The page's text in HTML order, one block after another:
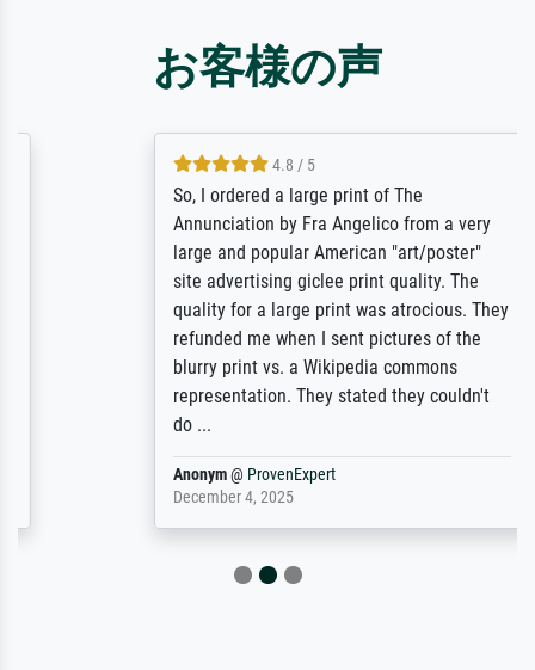
お客様の声
4.8 / 5
So, I ordered a large print of The
Annunciation by Fra Angelico from a very
large and popular American "art/poster"
site advertising giclee print quality. The
quality for a large print was atrocious. They
refunded me when I sent pictures of the
blurry print vs. a Wikipedia commons
representation. They stated they couldn't
ProvenExpert
December 4, 2025